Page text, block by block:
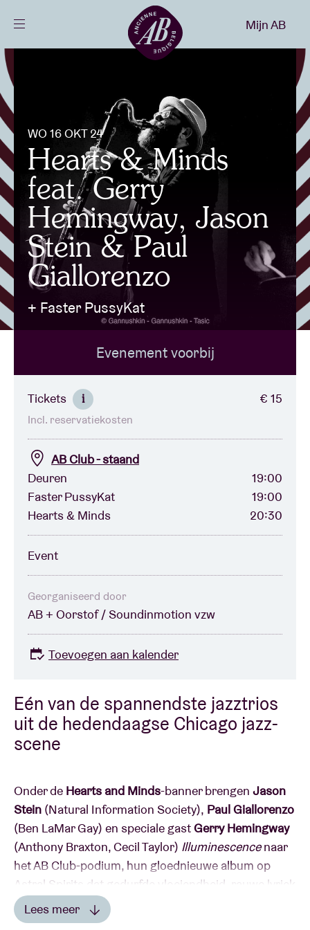
NL
Projecten
Nieuws
Bezoekersinfo
AB ❤ you
BRDCST
ABtv
Concertcheque
Over AB
Contact
Mijn AB
WO 16 OKT 24
Hearts & Minds
feat. Gerry
Hemingway, Jason
Stein & Paul
Giallorenzo
+ Faster PussyKat
Eén van de spannendste jazztrios
uit de hedendaagse Chicago jazz-
scene
Onder de Hearts and Minds-banner brengen Jason
Stein (Natural Information Society), Paul Giallorenzo
(Ben LaMar Gay) en speciale gastGerry Hemingway
(Anthony Braxton, Cecil Taylor) Illuminescencenaar
het AB Club-podium, hun gloednieuwe album op
Astral Spirits dat gedurfde vloeiendheid, rauwe lyriek
en krachtige grooves combineert...
Lees meer
Evenement voorbij
Tickets i € 15
Incl. reservatiekosten
AB Club - staand
Deuren
19:00
Faster PussyKat
19:00
Hearts & Minds
20:30
Event
Georganiseerd door
AB + Oorstof / Soundinmotion vzw
Toevoegen aan kalender